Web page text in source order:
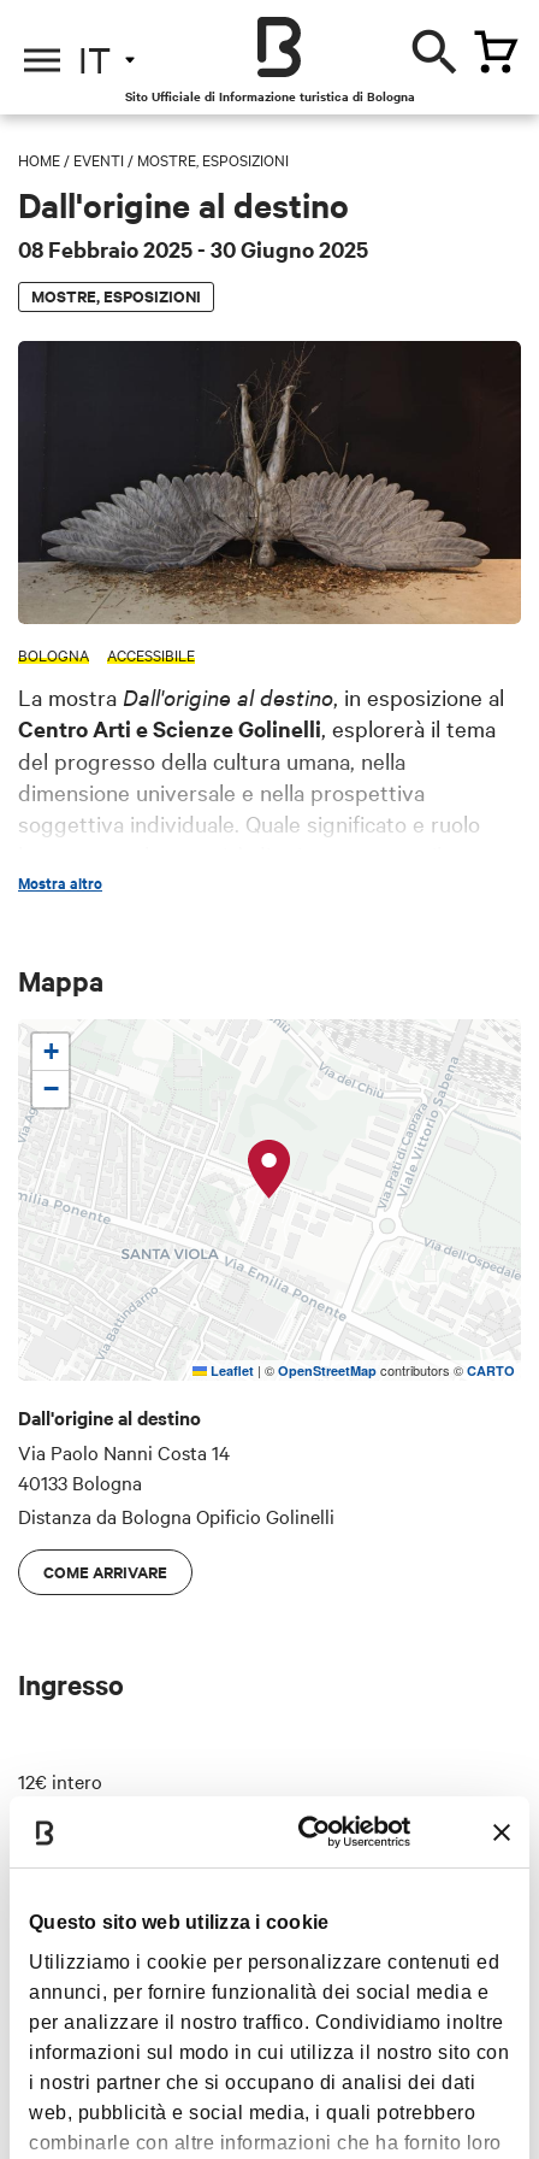
Questo sito web utilizza i cookie
Utilizziamo i cookie per personalizzare contenuti ed
annunci, per fornire funzionalità dei social media e
per analizzare il nostro traffico. Condividiamo inoltre
informazioni sul modo in cui utilizza il nostro sito con
i nostri partner che si occupano di analisi dei dati
web, pubblicità e social media, i quali potrebbero
combinarle con altre informazioni che ha fornito loro
IT
Sito Ufficiale di Informazione turistica di Bologna
HOME / EVENTI / MOSTRE, ESPOSIZIONI
Dall'origine al destino
08 Febbraio 2025- 30 Giugno 2025
MOSTRE, ESPOSIZIONI
BOLOGNA ACCESSIBILE
La mostra Dall'origine al destino, in esposizione al
Centro Arti e Scienze Golinelli, esplorerà il tema
del progresso della cultura umana, nella
dimensione universale e nella prospettiva
soggettiva individuale. Quale significato e ruolo
concetto di velocità in relazione allo sviluppo della
tecnologia.
Mostra altro
Mappa
+
−
Leaflet | © OpenStreetMap contributors © CARTO
Dall'origine al destino
Via Paolo Nanni Costa 14
40133 Bologna
Distanza da Bologna Opificio Golinelli
COME ARRIVARE
Ingresso
12€ intero
10€ laboratorio e visita guidata per bambini/e e ragazzi/e
Interessi
Arte e Cultura